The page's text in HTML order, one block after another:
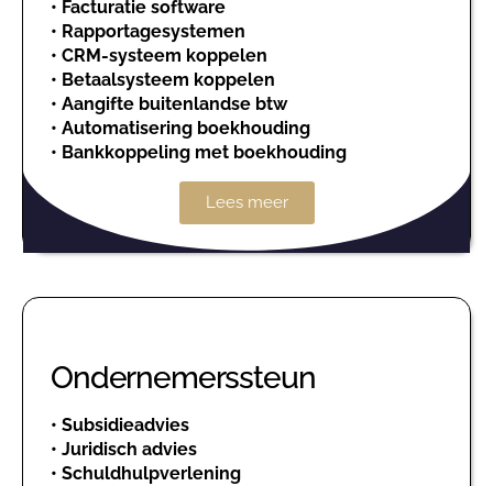
• Facturatie software
• Rapportagesystemen
• CRM-systeem koppelen
• Betaalsysteem koppelen
• Aangifte buitenlandse btw
• Automatisering boekhouding
• Bankkoppeling met boekhouding
Lees meer
Ondernemerssteun
• Subsidieadvies
• Juridisch advies
• Schuldhulpverlening